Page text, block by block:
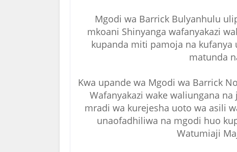
Mgodi wa Barrick Bulyanhulu
mkoani Shinyanga wafanyakazi
kupanda miti pamoja na
matunda
Kwa upande wa Mgodi wa Barrick
Wafanyakazi wake waliungana
mradi wa kurejesha uoto wa asili
unaofadhiliwa na mgodi huo
Watumiaji